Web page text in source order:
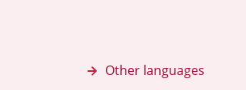
Other languages